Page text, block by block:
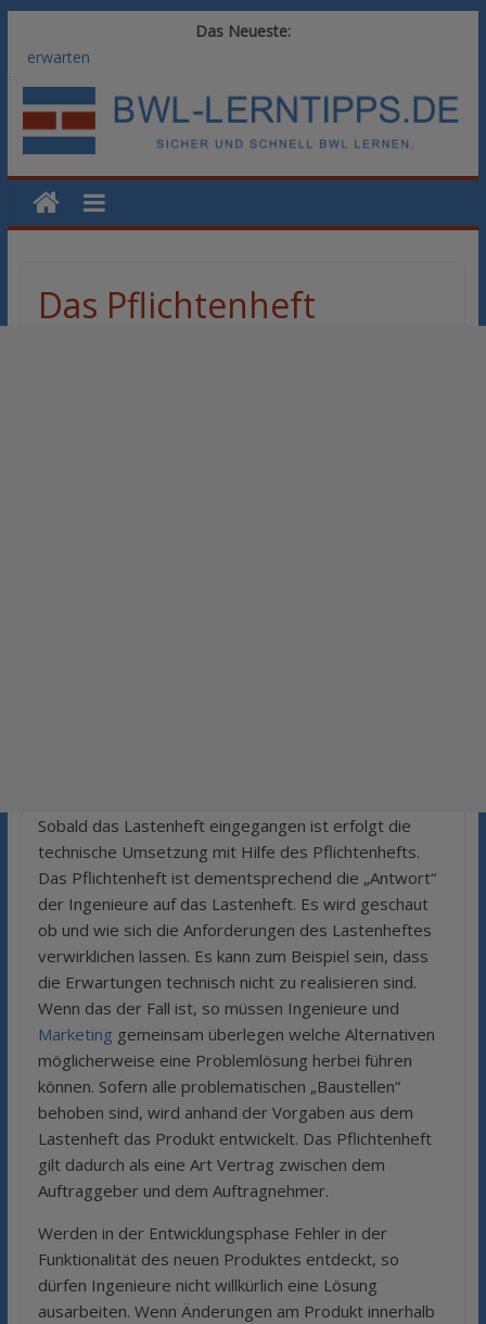
Das Neueste:
Vom BWL-Studium zur Führungsposition: Weiterbildungswege
Rechnungswesen im BWL-Studium: Digitale Tools für die
Finanzbuchhaltung
KI-Kompetenz im BWL-Studium: Controlling und
Datenanalyse verstehen
Methoden der Personalentwicklung: Blended Learning versus
klassische Präsenzschulung im Vergleich
Das Pflichtenheft
Sobald das Lastenheft eingegangen ist erfolgt die
technische Umsetzung mit Hilfe des Pflichtenhefts.
Das Pflichtenheft ist dementsprechend die „Antwort“
der Ingenieure auf das Lastenheft. Es wird geschaut
ob und wie sich die Anforderungen des Lastenheftes
verwirklichen lassen. Es kann zum Beispiel sein, dass
die Erwartungen technisch nicht zu realisieren sind.
Wenn das der Fall ist, so müssen Ingenieure und
Marketing gemeinsam überlegen welche Alternativen
möglicherweise eine Problemlösung herbei führen
können. Sofern alle problematischen „Baustellen“
behoben sind, wird anhand der Vorgaben aus dem
Lastenheft das Produkt entwickelt. Das Pflichtenheft
gilt dadurch als eine Art Vertrag zwischen dem
Auftraggeber und dem Auftragnehmer.
Werden in der Entwicklungsphase Fehler in der
Funktionalität des neuen Produktes entdeckt, so
dürfen Ingenieure nicht willkürlich eine Lösung
ausarbeiten. Wenn Änderungen am Produkt innerhalb